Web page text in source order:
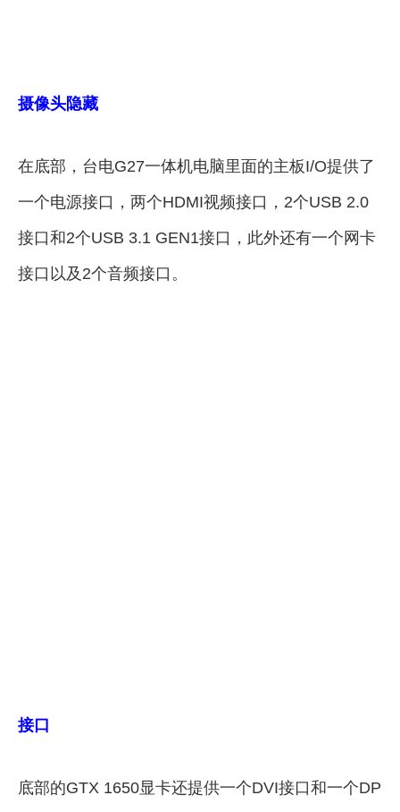
摄像头隐藏
在底部，台电G27一体机电脑里面的主板I/O提供了
一个电源接口，两个HDMI视频接口，2个USB 2.0
接口和2个USB 3.1 GEN1接口，此外还有一个网卡
接口以及2个音频接口。
接口
底部的GTX 1650显卡还提供一个DVI接口和一个DP